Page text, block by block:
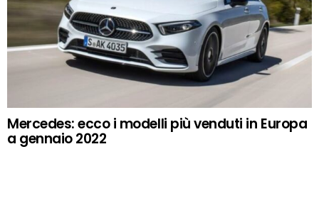
Mercedes: ecco i modelli più venduti in Europa
a gennaio 2022